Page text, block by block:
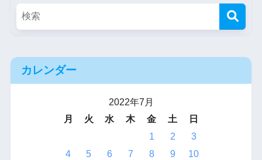
カレンダー
2022年7月
月
火 水 木 金 土
日
1
2
3
4
5 6 7 8 9
10